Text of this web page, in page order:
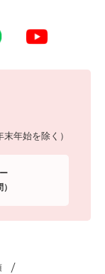
年始を除く）